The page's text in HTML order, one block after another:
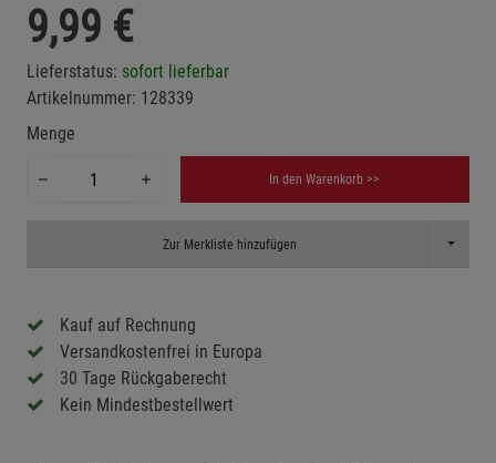
9,99 €
Lieferstatus: sofort lieferbar
Artikelnummer: 128339
Menge
In den Warenkorb >>
Zur Merkliste hinzufügen Toggle
Kauf auf Rechnung
Versandkostenfrei in Europa
30 Tage Rückgaberecht
Kein Mindestbestellwert